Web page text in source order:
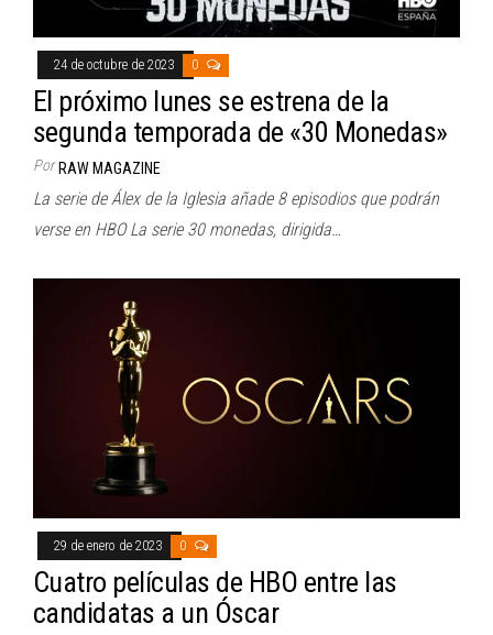
24 de octubre de 2023 0
El próximo lunes se estrena de la
segunda temporada de «30 Monedas»
Por RAW MAGAZINE
La serie de Álex de la Iglesia añade 8 episodios que podrán
verse en HBO La serie 30 monedas, dirigida…
29 de enero de 2023 0
Cuatro películas de HBO entre las
candidatas a un Óscar